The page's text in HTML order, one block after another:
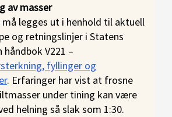
av masser
må legges ut i henhold til aktuell
og retningslinjer i Statens
håndbok V221 –
fyllinger og
. Erfaringer har vist at frosne
under tining kan være
helning så slak som 1:30.